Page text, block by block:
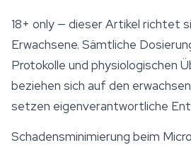
18+ only — dieser Artikel richtet
Erwachsene. Sämtliche
Protokolle und physiologischen
beziehen sich auf den
setzen eigenverantwortliche
Schadensminimierung beim